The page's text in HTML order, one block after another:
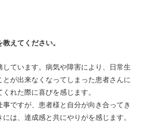
えてください。
しています。病気や障害により、日常生
が出来なくなってしまった患者さんに
れた際に喜びを感じます。
ですが、患者様と自分が向き合ってき
は、達成感と共にやりがを感じます。